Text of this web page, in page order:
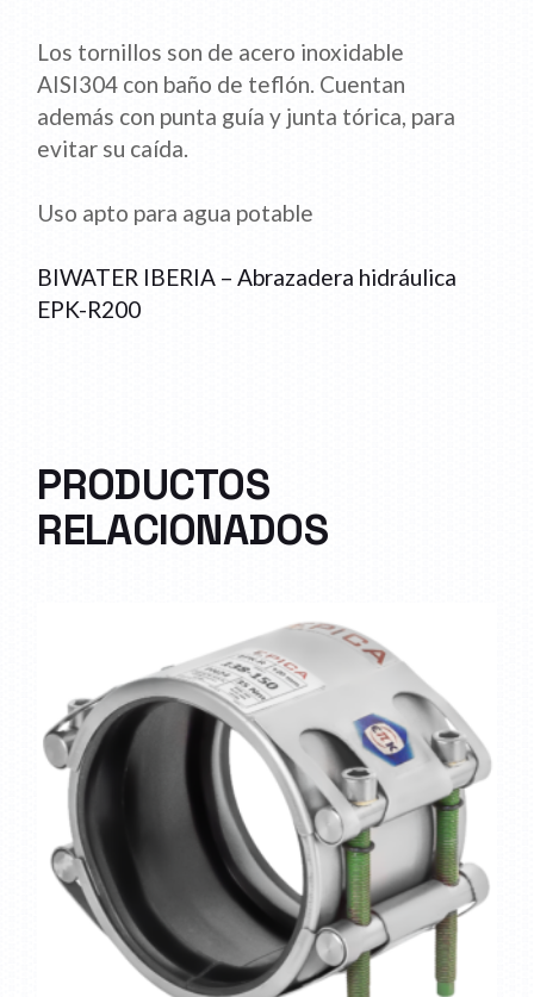
Los tornillos son de acero inoxidable
AISI304 con baño de teflón. Cuentan
además con punta guía y junta tórica, para
evitar su caída.
Uso apto para agua potable
BIWATER IBERIA – Abrazadera hidráulica
EPK-R200
PRODUCTOS
RELACIONADOS